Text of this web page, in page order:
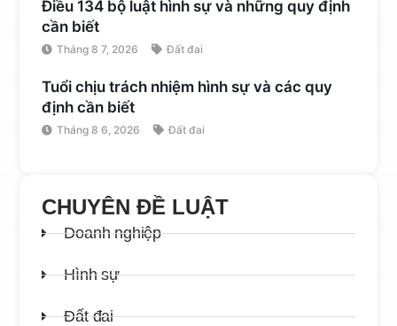
Điều 134 bộ luật hình sự và những quy định
cần biết
Tháng 8 7, 2026 Đất đai
Tuổi chịu trách nhiệm hình sự và các quy
định cần biết
Tháng 8 6, 2026 Đất đai
CHUYÊN ĐỀ LUẬT
Doanh nghiệp
Hình sự
Đất đai